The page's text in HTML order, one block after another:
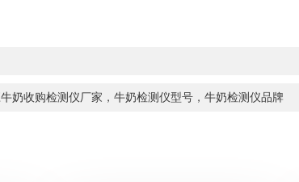
奶收购检测仪厂家，牛奶检测仪型号，牛奶检测仪品牌